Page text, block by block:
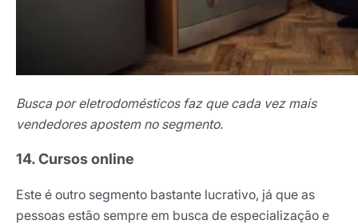
Busca por eletrodomésticos faz que cada vez mais
vendedores apostem no segmento.
14. Cursos online
Este é outro segmento bastante lucrativo, já que as
pessoas estão sempre em busca de especialização e